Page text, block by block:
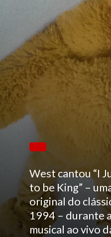
West cantou “I
to be King” –
original do
1994 – durante
musical ao vivo